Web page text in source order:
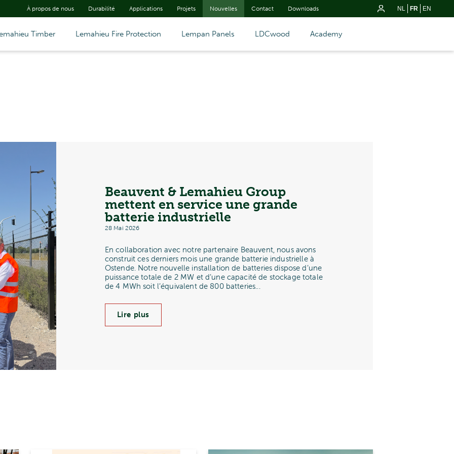
À propos de nous Durabilité Applications Projets Nouvelles Contact Downloads NL FR EN
Timber Lemahieu Fire Protection Lempan Panels LDCwood Academy
Beauvent & Lemahieu Group
mettent en service une grande
batterie industrielle
28 Mai 2026
En collaboration avec notre partenaire Beauvent, nous avons
construit ces derniers mois une grande batterie industrielle à
Ostende. Notre nouvelle installation de batteries dispose d’une
puissance totale de 2 MW et d’une capacité de stockage totale
de 4 MWh soit l’équivalent de 800 batteries...
Lire plus